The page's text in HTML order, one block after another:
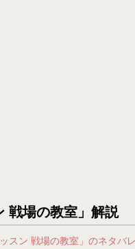
戦場の教室」解説
スン 戦場の教室」のネタバ